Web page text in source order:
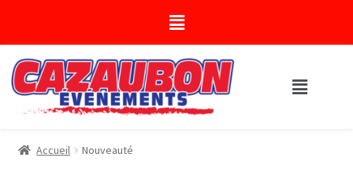
Accueil Nouveauté